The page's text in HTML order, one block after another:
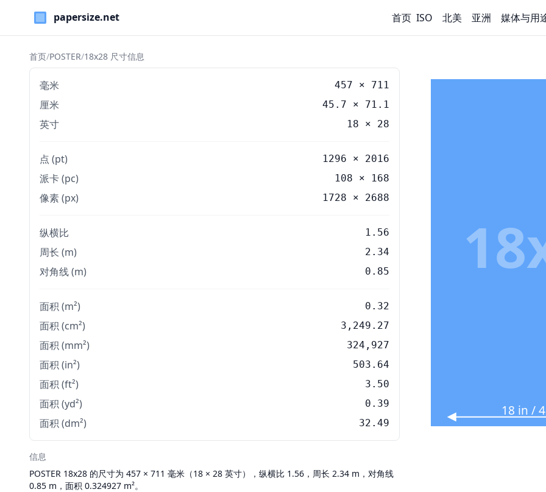
Paper Sizes 首页 ISO 北美 亚洲 媒体与用
首页/POSTER/18x28 尺寸信息
毫米 457 × 711
厘米 45.7 × 71.1
英寸 18 × 28
点 (pt) 1296 × 2016
派卡 (pc) 108 × 168
像素 (px) 1728 × 2688
纵横比 1.56
周长 (m) 2.34
对角线 (m) 0.85
面积 (m²) 0.32
面积 (cm²) 3,249.27
面积 (mm²) 324,927
面积 (in²) 503.64
面积 (ft²) 3.50
面积 (yd²) 0.39
面积 (dm²) 32.49
信息
POSTER 18x28 的尺寸为 457 × 711 毫米（18 × 28 英寸），纵横比 1.56，周长 2.34 m，对角线
0.85 m，面积 0.324927 m²。
18 in /